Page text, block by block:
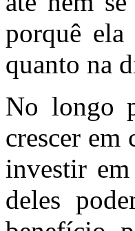
porquê
quanto na
No longo
crescer em
investir
deles